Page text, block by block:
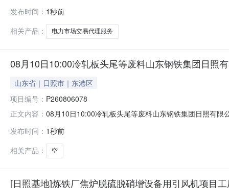
发布时间： 1秒前
相关产品：
电力市场交易代理服务
08月10日10:00冷轧板头尾等废料山东钢铁集团日照
山东省｜日照市｜东港区
项目编号： P260806078
正文内容： 08月10日10:00冷轧板头尾等废料山东钢铁集团日照有
￥261,100.00元交易保证金：￥261,100.00元竞价保
发布时间： 1秒前
相关产品：
空
[日照基地]炼铁厂焦炉脱硫脱硝增设备用引风机项目